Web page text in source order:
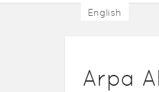
English
Arpa